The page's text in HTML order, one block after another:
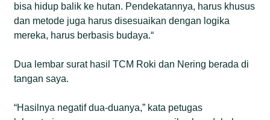
bisa hidup balik ke hutan. Pendekatannya, harus khusus
dan metode juga harus disesuaikan dengan logika
mereka, harus berbasis budaya.“
Dua lembar surat hasil TCM Roki dan Nering berada di
tangan saya.
“Hasilnya negatif dua-duanya,” kata petugas